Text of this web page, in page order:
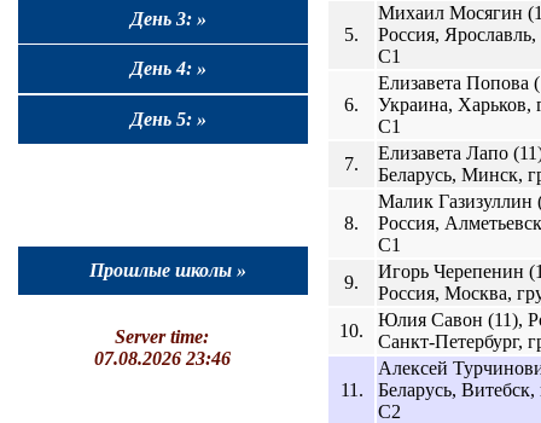
День 3: »
День 4: »
День 5: »
Прошлые школы »
Server time:
07.08.2026 23:46
5.
Михаил Мосягин
Россия, Ярославль,
C1
6.
Елизавета Попова
Украина, Харьков,
C1
7.
Елизавета Лапо
Беларусь, Минск,
8.
Малик Газизуллин
Россия,
C1
9.
Игорь Черепенин
Россия, Москва,
10.
Юлия Савон (11),
Санкт-Петербург,
11.
Алексей
Беларусь, Витебск,
C2